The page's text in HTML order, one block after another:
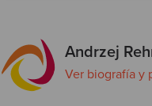
Andrzej
Ver biografía y